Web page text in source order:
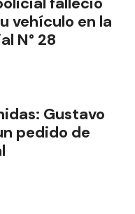
vehículo en la
N° 28
Gustavo
pedido de